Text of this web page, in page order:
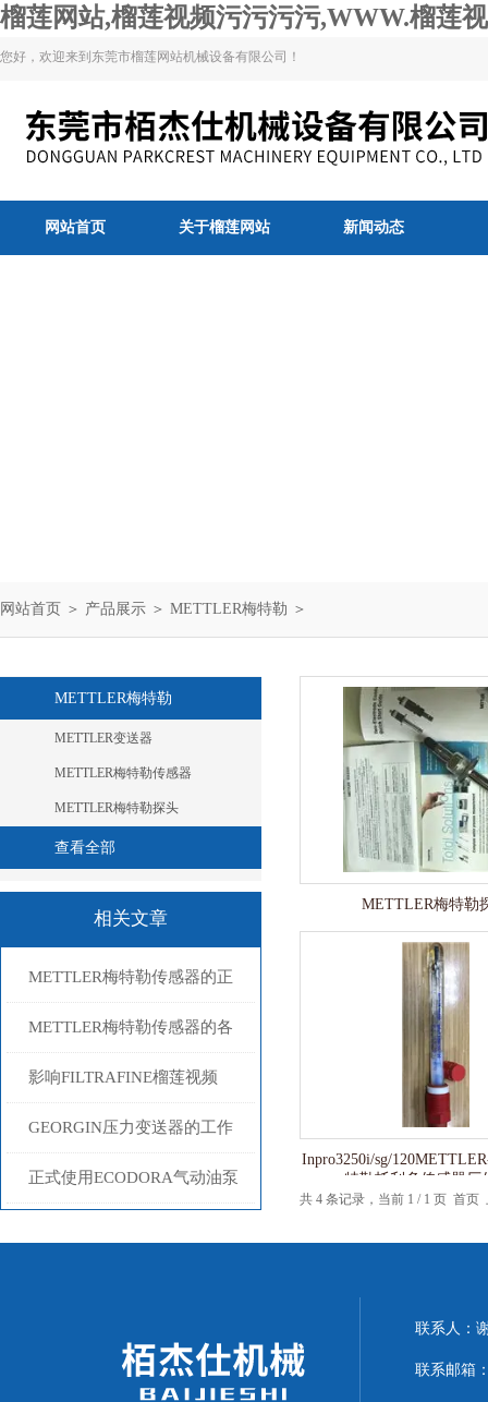
榴莲网站,榴莲视频污污污污,WWW.榴莲
您好，欢迎来到东莞市榴莲网站机械设备有限公司！
网站首页 关于榴莲网站 新闻动态
网站首页 ＞ 产品展示 ＞ METTLER梅特勒 ＞
METTLER梅特勒
METTLER变送器
METTLER梅特勒传感器
METTLER梅特勒探头
查看全部
相关文章
METTLER梅特勒传感器的正
确安装步骤分享
METTLER梅特勒传感器的各
组成结构详解
影响FILTRAFINE榴莲视频
APP官网下载进入窗口寿命的
几个主要因素
GEORGIN压力变送器的工作
原理
正式使用ECODORA气动油泵
METTLER梅特勒
Inpro3250i/sg/
特勒托利多传感器厂
共 4 条记录，当前 1 / 1 页 首
联系人：
联系邮箱